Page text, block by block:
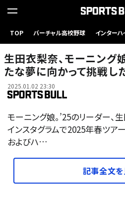
TOP バーチャル高校野球 インターハ
生田衣梨奈、モーニング
たな夢に向かって挑戦し
2025.01.02 23:30
モーニング娘。’25のリーダー、
インスタグラムで2025年春ツア
およびハ…
記事全文